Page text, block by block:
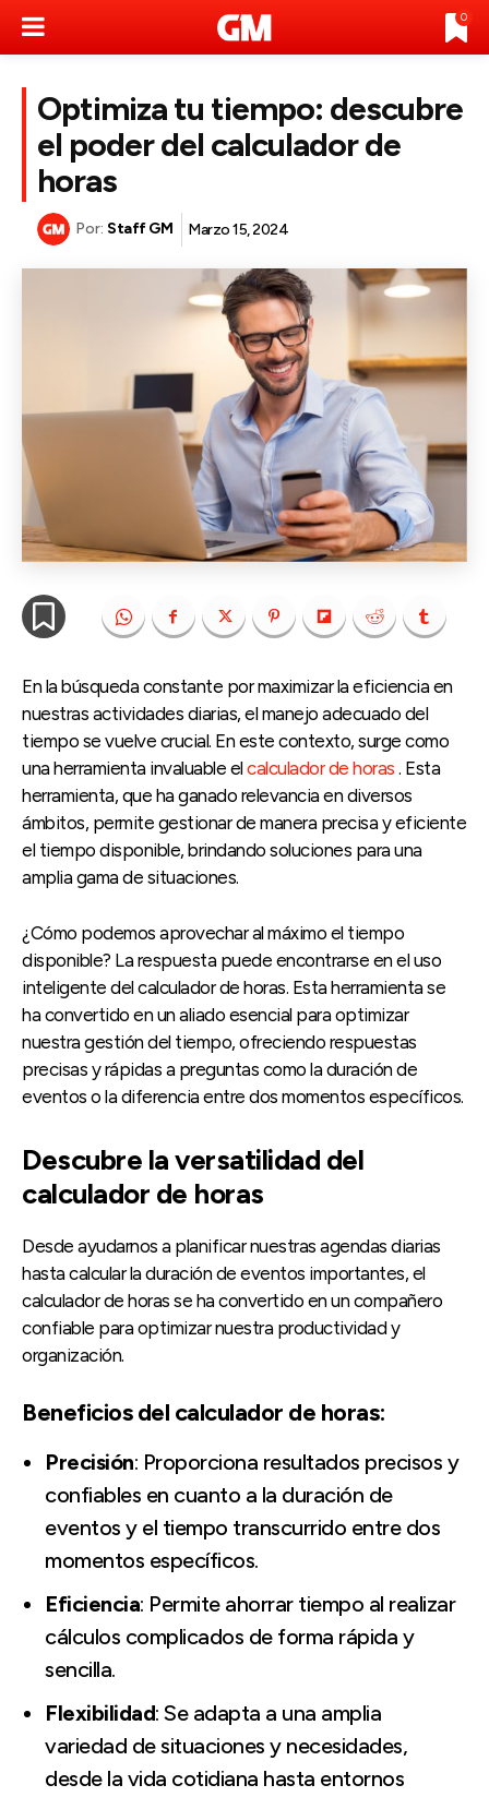
0
Optimiza tu tiempo: descubre
el poder del calculador de
horas
Por: Staff GM Marzo 15, 2024
En la búsqueda constante por maximizar la eficiencia en
nuestras actividades diarias, el manejo adecuado del
tiempo se vuelve crucial. En este contexto, surge como
una herramienta invaluable elcalculador de horas . Esta
herramienta, que ha ganado relevancia en diversos
ámbitos, permite gestionar de manera precisa y eficiente
el tiempo disponible, brindando soluciones para una
amplia gama de situaciones.
¿Cómo podemos aprovechar al máximo el tiempo
disponible? La respuesta puede encontrarse en el uso
inteligente del calculador de horas. Esta herramienta se
ha convertido en un aliado esencial para optimizar
nuestra gestión del tiempo, ofreciendo respuestas
precisas y rápidas a preguntas como la duración de
eventos o la diferencia entre dos momentos específicos.
Descubre la versatilidad del
calculador de horas
Desde ayudarnos a planificar nuestras agendas diarias
hasta calcular la duración de eventos importantes, el
calculador de horas se ha convertido en un compañero
confiable para optimizar nuestra productividad y
organización.
Beneficios del calculador de horas:
Precisión: Proporciona resultados precisos y
confiables en cuanto a la duración de
eventos y el tiempo transcurrido entre dos
momentos específicos.
Eficiencia: Permite ahorrar tiempo al realizar
cálculos complicados de forma rápida y
sencilla.
Flexibilidad: Se adapta a una amplia
variedad de situaciones y necesidades,
desde la vida cotidiana hasta entornos